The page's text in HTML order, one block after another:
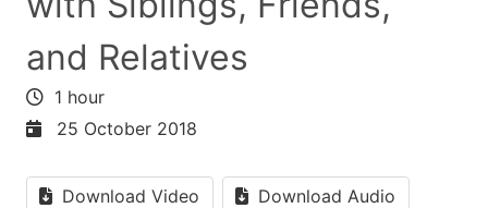
and Relatives
1 hour
25 October 2018
Download Video Download Audio